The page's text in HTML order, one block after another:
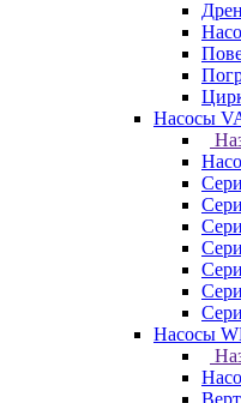
Насосы
Насосы